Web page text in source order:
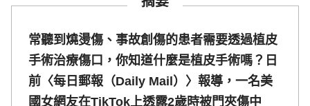
常聽到燒燙傷、事故創傷的患者需要透過植皮
手術治療傷口，你知道什麼是植皮手術嗎？日
前〈每日郵報（Daily Mail）〉報導，一名美
國女網友在TikTok上透露2歲時被門夾傷中